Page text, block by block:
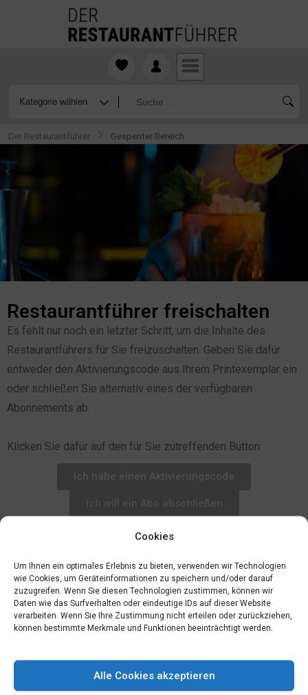
Cookies
Um Ihnen ein optimales Erlebnis zu bieten, verwenden wir Technologien
wie Cookies, um Geräteinformationen zu speichern und/oder darauf
zuzugreifen. Wenn Sie diesen Technologien zustimmen, können wir
Daten wie das Surfverhalten oder eindeutige IDs auf dieser Website
verarbeiten. Wenn Sie Ihre Zustimmung nicht erteilen oder zurückziehen,
können bestimmte Merkmale und Funktionen beeinträchtigt werden.
Alle Cookies akzeptieren
Der Restaurantführer Gesperrter Bereich
Restaurantführer freischalten
Es fehlt nur noch ein letzter Schritt, um die Inhalte des
Restaurantführers für Sie freizuschalten. Geben Sie dafür
entweder den Aktivierungscode aus Ihrem Printexemplar ein
oder schließen Sie alternativ eines der verfügbaren
Abonnements ab.
Klicken Sie dafür auf den für Sie zutreffenden Button:
Login